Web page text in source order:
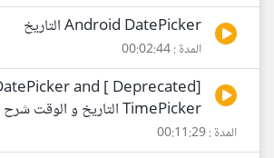
Android DatePicker التاريخ
المدة : 00:02:44
DatePicker and
TimePicker التاريخ و الوقت شرح
المدة : 00:11:29